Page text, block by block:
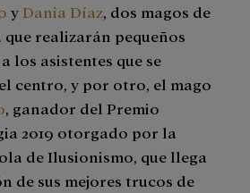
y Dania Díaz , dos magos de
realizarán pequeños
los asistentes que se
centro, y por otro, el mago
, ganador del Premio
2019 otorgado por la
de Ilusionismo, que llega
de sus mejores trucos de